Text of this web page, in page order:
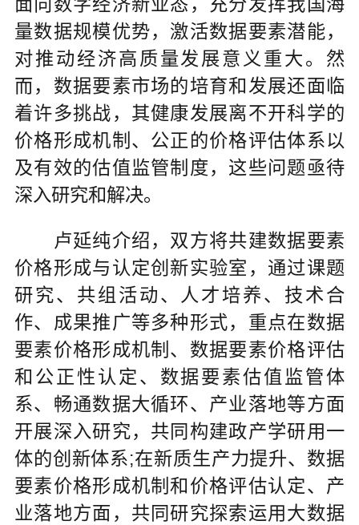
量数据规模优势，激活数据要素潜能，
对推动经济高质量发展意义重大。然
而，数据要素市场的培育和发展还面临
着许多挑战，其健康发展离不开科学的
价格形成机制、公正的价格评估体系以
及有效的估值监管制度，这些问题亟待
深入研究和解决。
卢延纯介绍，双方将共建数据要素
价格形成与认定创新实验室，通过课题
研究、共组活动、人才培养、技术合
作、成果推广等多种形式，重点在数据
要素价格形成机制、数据要素价格评估
和公正性认定、数据要素估值监管体
系、畅通数据大循环、产业落地等方面
开展深入研究，共同构建政产学研用一
体的创新体系;在新质生产力提升、数据
要素价格形成机制和价格评估认定、产
业落地方面，共同研究探索运用大数据